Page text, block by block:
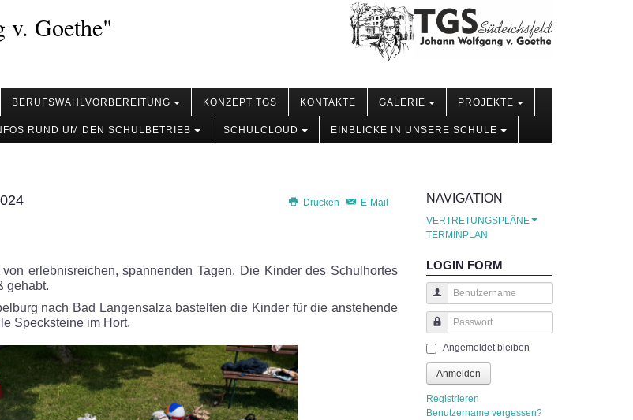
v. Goethe"
BERUFSWAHLVORBEREITUNG KONZEPT TGS KONTAKTE GALERIE PROJEKTE
RUND UM DEN SCHULBETRIEB SCHULCLOUD EINBLICKE IN UNSERE SCHULE
Drucken E-Mail
erlebnisreichen, spannenden Tagen. Die Kinder des Schulhortes
gehabt.
nach Bad Langensalza bastelten die Kinder für die anstehende
Specksteine im Hort.
NAVIGATION
VERTRETUNGSPLÄNE
TERMINPLAN
LOGIN FORM
Benutzername
Passwort
Angemeldet bleiben
Anmelden
Registrieren
Benutzername vergessen?